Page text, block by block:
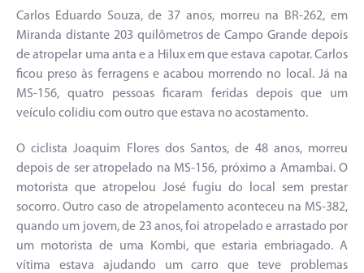
Carlos Eduardo Souza, de 37 anos, morreu na BR-262, em
Miranda distante 203 quilômetros de Campo Grande depois
de atropelar uma anta e a Hilux em que estava capotar. Carlos
ficou preso às ferragens e acabou morrendo no local. Já na
MS-156, quatro pessoas ficaram feridas depois que um
veículo colidiu com outro que estava no acostamento.
O ciclista Joaquim Flores dos Santos, de 48 anos, morreu
depois de ser atropelado na MS-156, próximo a Amambai. O
motorista que atropelou José fugiu do local sem prestar
socorro. Outro caso de atropelamento aconteceu na MS-382,
quando um jovem, de 23 anos, foi atropelado e arrastado por
um motorista de uma Kombi, que estaria embriagado. A
vítima estava ajudando um carro que teve problemas